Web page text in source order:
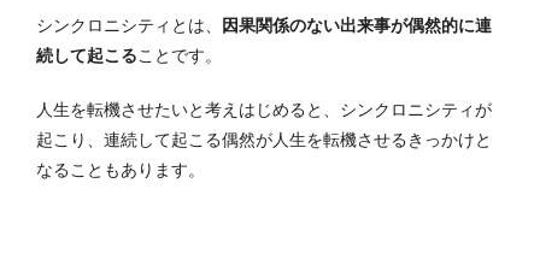
シンクロニシティとは、
因果関係のない出来事が偶然的に連
続して起こることです。
人生を転機させたいと考えはじめると、シンクロニシティが
起こり、連続して起こる偶然が人生を転機させるきっかけと
なることもあります。